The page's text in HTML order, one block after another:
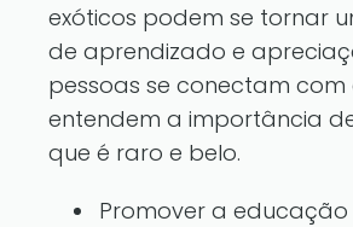
exóticos podem se tornar
de aprendizado e
pessoas se conectam
entendem a importância
que é raro e belo.
Promover a educação